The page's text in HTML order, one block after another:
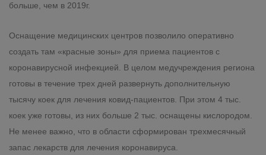
больше, чем в 2019г.
Оснащение медицинских центров позволило оперативно
создать там «красные зоны» для приема пациентов с
коронавирусной инфекцией. В целом медучреждения региона
готовы в течение трех дней развернуть дополнительную
тысячу коек для лечения ковид-пациентов. При этом 4 тыс.
коек уже готовы, из них больше 2 тыс. оснащены кислородом.
Не менее важно, что в области сформирован трехмесячный
запас лекарств для лечения коронавируса.